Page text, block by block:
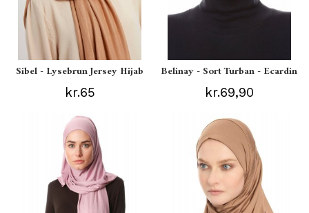
Sibel - Lysebrun Jersey Hijab
kr.65
Belinay - Sort Turban - Ecardin
kr.69,90